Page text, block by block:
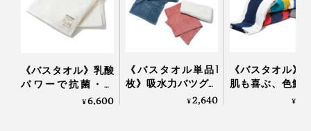
しっかり体を包み込む、安心感のある大きさ。ベビーベ
ッドにちょうどいいサイズ感なので、ベッドマットや赤
ちゃんのおくるみにも。
『UKIHA』バスタオルを見る >>
《バスタオル》乳酸
パワーで抗菌・防
臭、スタイリスト監
¥6,600
《バスタオル単品1
枚》吸水力バツグン
だから、半分のサイ
¥2,640
《バスタオル》
肌も喜ぶ、色鮮
なオーガニック
¥